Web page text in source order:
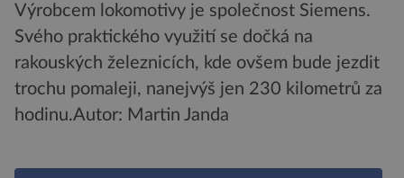
Výrobcem lokomotivy je společnost Siemens.
Svého praktického využití se dočká na
rakouských železnicích, kde ovšem bude jezdit
trochu pomaleji, nanejvýš jen 230 kilometrů za
hodinu.Autor: Martin Janda